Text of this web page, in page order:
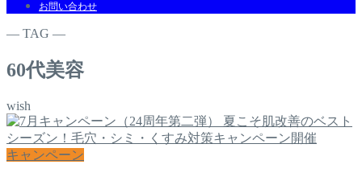
お問い合わせ
― TAG ―
60代美容
wish
キャンペーン